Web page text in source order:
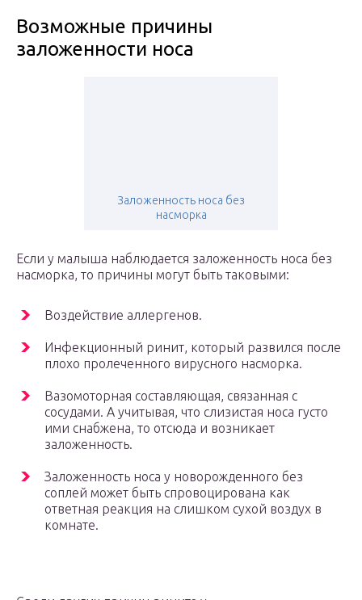
Возможные причины
заложенности носа
Заложенность носа без
насморка
Если у малыша наблюдается заложенность носа без
насморка, то причины могут быть таковыми:
Воздействие аллергенов.
Инфекционный ринит, который развился после
плохо пролеченного вирусного насморка.
Вазомоторная составляющая, связанная с
сосудами. А учитывая, что слизистая носа густо
ими снабжена, то отсюда и возникает
заложенность.
Заложенность носа у новорожденного без
соплей может быть спровоцирована как
ответная реакция на слишком сухой воздух в
комнате.